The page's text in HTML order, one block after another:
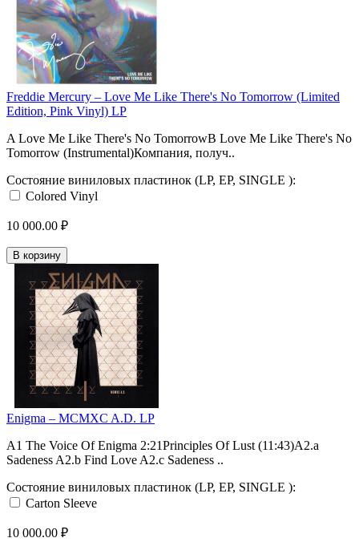
Freddie Mercury – Love Me Like There's No Tomorrow (Limited
Edition, Pink Vinyl) LP
A Love Me Like There's No TomorrowB Love Me Like There's No
Tomorrow (Instrumental)Компания, получ..
Состояние виниловых пластинок (LP, EP, SINGLE ):
Colored Vinyl
10 000.00 ₽
В корзину
Enigma – MCMXC A.D. LP
A1 The Voice Of Enigma 2:21Principles Of Lust (11:43)A2.a
Sadeness A2.b Find Love A2.c Sadeness ..
Состояние виниловых пластинок (LP, EP, SINGLE ):
Carton Sleeve
10 000.00 ₽